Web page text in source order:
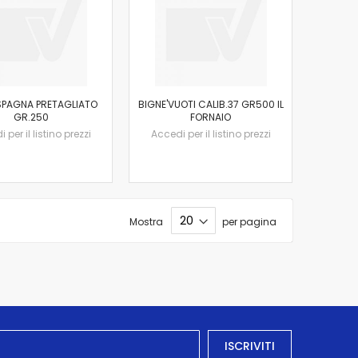
PRETAGLIATO
GR.250
per il listino prezzi
BIGNE'VUOTI CALIB.37 GR500 IL
FORNAIO
Accedi per il listino prezzi
Mostra per pagina
ISCRIVITI